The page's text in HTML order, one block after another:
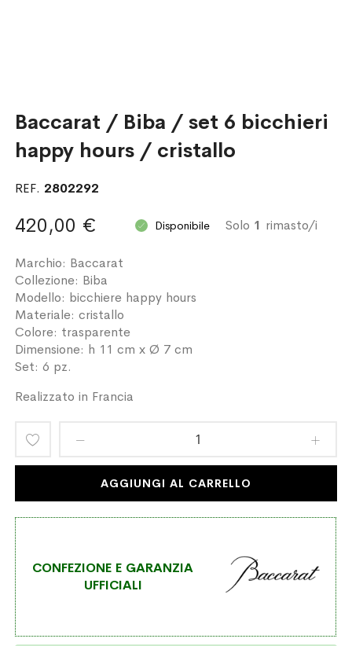
Baccarat / Biba / set 6 bicchieri
happy hours / cristallo
REF. 2802292
Solo 1 rimasto/i
420,00 € Disponibile
Marchio: Baccarat
Collezione: Biba
Modello: bicchiere happy hours
Materiale: cristallo
Colore: trasparente
Dimensione: h 11 cm x Ø 7 cm
Set: 6 pz.
Realizzato in Francia
Aggiungi
lista
AGGIUNGI AL CARRELLO
CONFEZIONE E GARANZIA
UFFICIALI